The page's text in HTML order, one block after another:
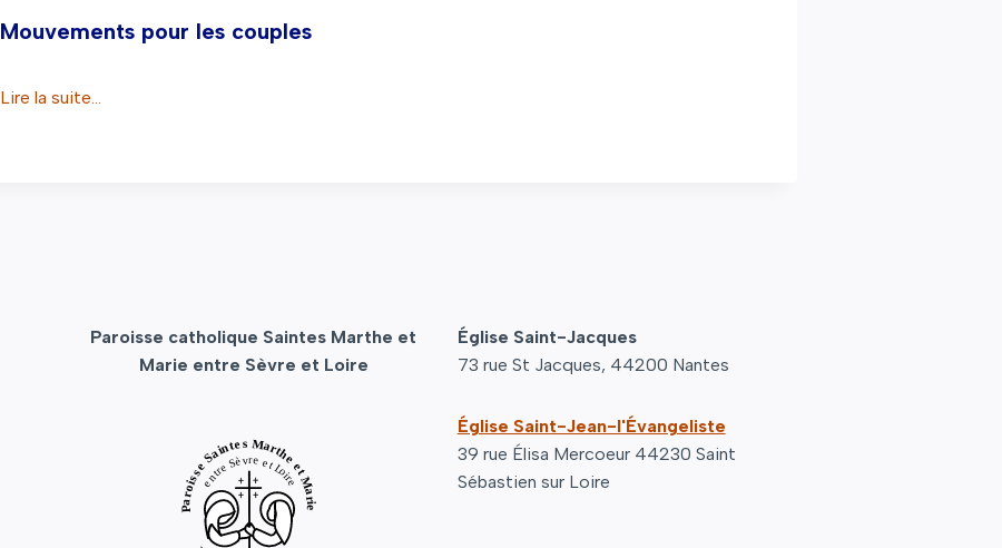
Mouvements pour les couples
Lire la suite…
Paroisse catholique Saintes Marthe et
Marie entre Sèvre et Loire
Église Saint-Jacques
73 rue St Jacques, 44200 Nantes
Église Saint-Jean-l'Évangeliste
39 rue Élisa Mercoeur 44230 Saint
Sébastien sur Loire